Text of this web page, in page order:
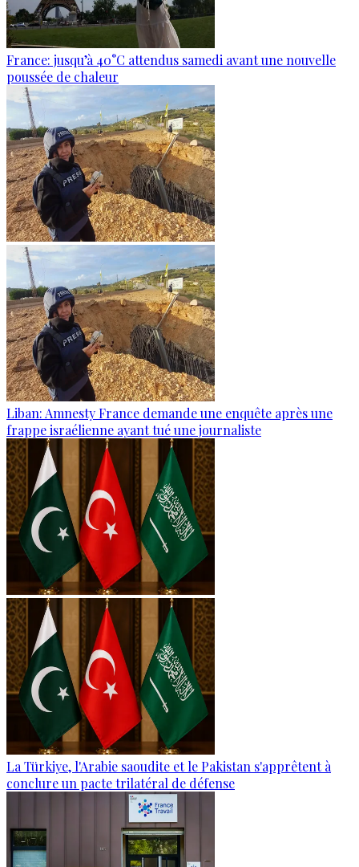
France: jusqu’à 40°C attendus samedi avant une nouvelle
poussée de chaleur
Liban: Amnesty France demande une enquête après une
frappe israélienne ayant tué une journaliste
La Türkiye, l'Arabie saoudite et le Pakistan s'apprêtent à
conclure un pacte trilatéral de défense